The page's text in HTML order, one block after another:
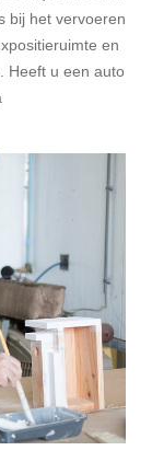
bij het vervoeren
en
Heeft u een auto